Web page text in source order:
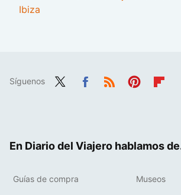
Ibiza
Síguenos
En Diario del Viajero hablamos
Guías de compra Museos